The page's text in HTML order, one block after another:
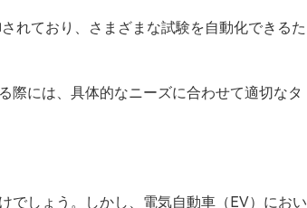
れており、さまざまな試験を自動化できるた
際には、具体的なニーズに合わせて適切なタ
でしょう。しかし、電気自動車（EV）におい